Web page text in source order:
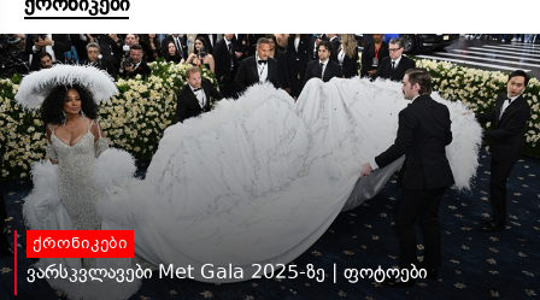
ქრონიკები
ვარსკვლავები Met Gala 2025-ზე | ფოტოები